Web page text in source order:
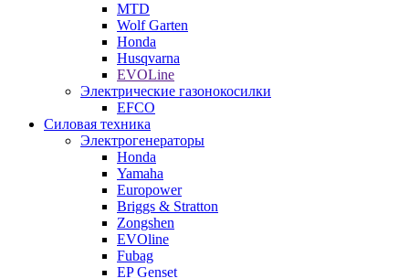
MTD
Wolf Garten
Honda
Husqvarna
EVOLine
Электрические газонокосилки
EFCO
Силовая техника
Электрогенераторы
Honda
Yamaha
Europower
Briggs & Stratton
Zongshen
EVOline
Fubag
EP Genset